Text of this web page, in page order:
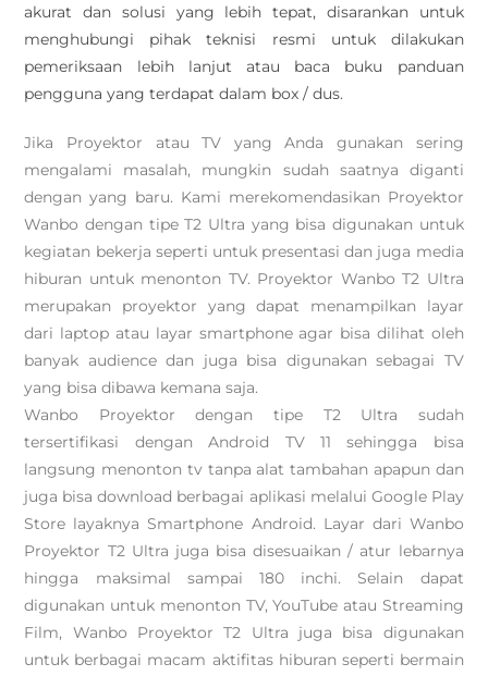
akurat dan solusi yang lebih tepat, disarankan untuk
menghubungi pihak teknisi resmi untuk dilakukan
pemeriksaan lebih lanjut atau baca buku panduan
pengguna yang terdapat dalam box / dus.
Jika Proyektor atau TV yang Anda gunakan sering
mengalami masalah, mungkin sudah saatnya diganti
dengan yang baru. Kami merekomendasikan Proyektor
Wanbo dengan tipe T2 Ultra yang bisa digunakan untuk
kegiatan bekerja seperti untuk presentasi dan juga media
hiburan untuk menonton TV. Proyektor Wanbo T2 Ultra
merupakan proyektor yang dapat menampilkan layar
dari laptop atau layar smartphone agar bisa dilihat oleh
banyak audience dan juga bisa digunakan sebagai TV
yang bisa dibawa kemana saja.
Wanbo Proyektor dengan tipe T2 Ultra sudah
tersertifikasi dengan Android TV 11 sehingga bisa
langsung menonton tv tanpa alat tambahan apapun dan
juga bisa download berbagai aplikasi melalui Google Play
Store layaknya Smartphone Android. Layar dari Wanbo
Proyektor T2 Ultra juga bisa disesuaikan / atur lebarnya
hingga maksimal sampai 180 inchi. Selain dapat
digunakan untuk menonton TV, YouTube atau Streaming
Film, Wanbo Proyektor T2 Ultra juga bisa digunakan
untuk berbagai macam aktifitas hiburan seperti bermain